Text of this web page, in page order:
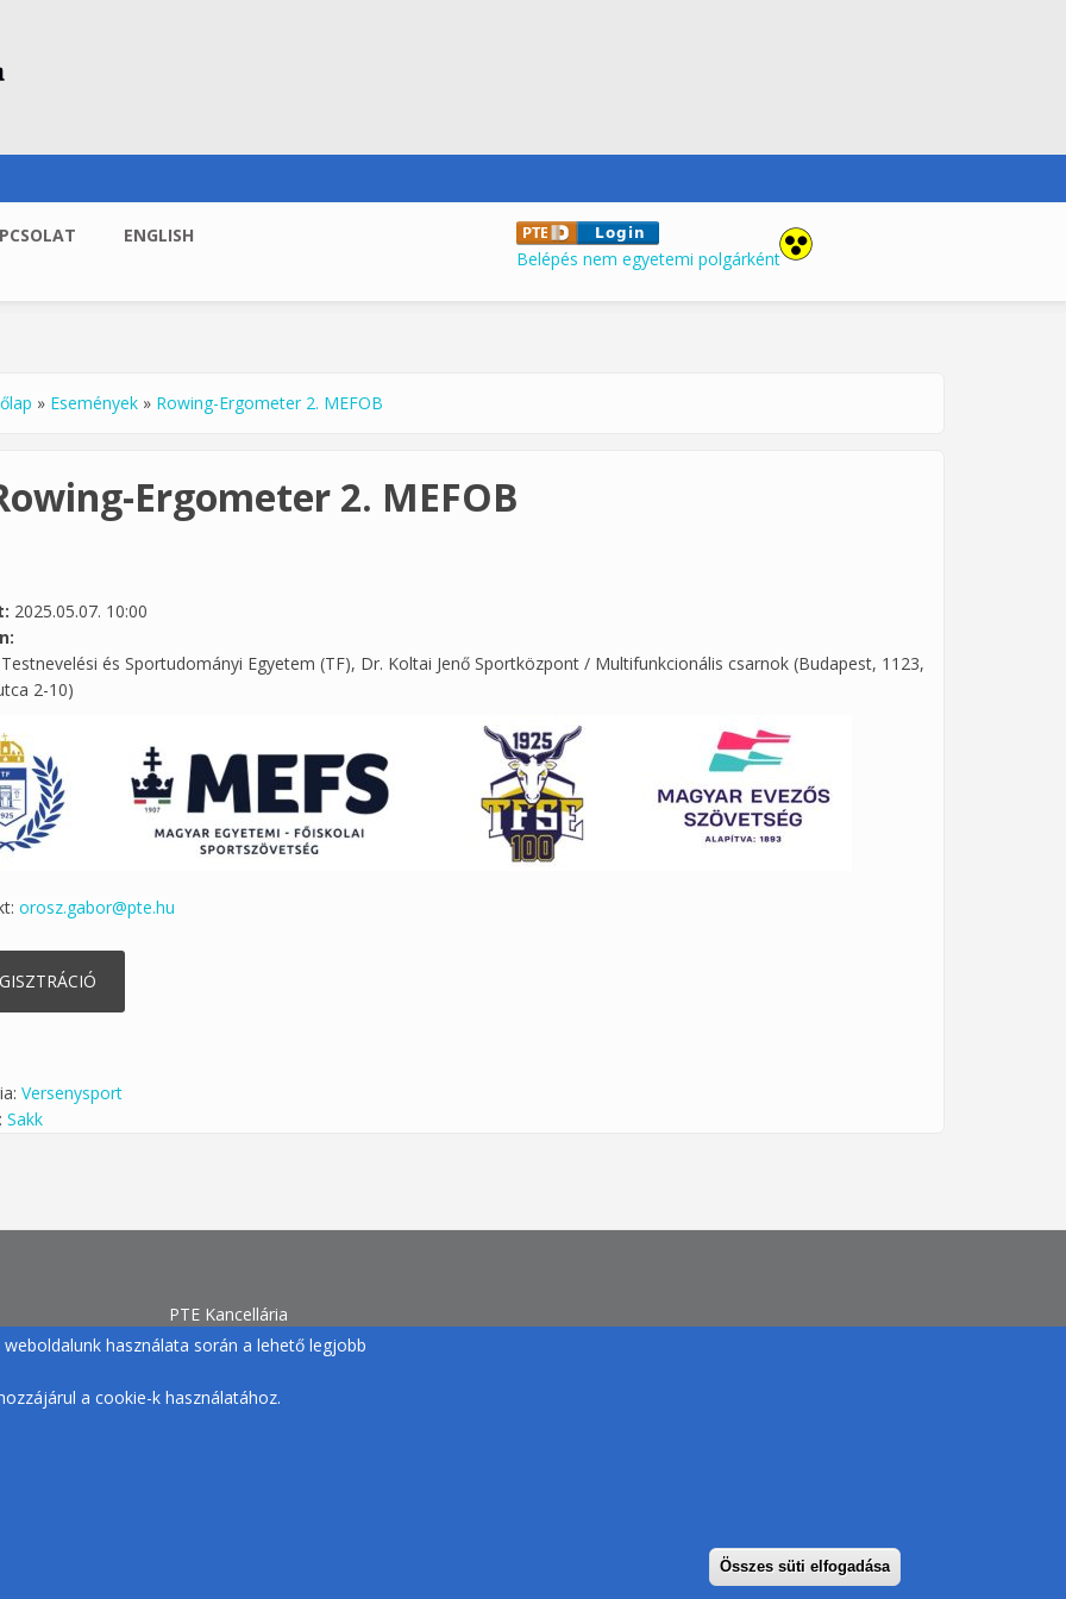
ENGLISH
Belépés nem egyetemi polgárként
hely
» Események » Rowing-Ergometer 2. MEFOB
Ergometer 2. MEFOB
2025.05.07. 10:00
és Sportudományi Egyetem (TF), Dr. Koltai Jenő Sportközpont / Multifunkcionális csarnok (Budapest, 1123,
2-10)
orosz.gabor@pte.hu
Versenysport
Sakk
PTE Kancellária
Egyetemi Sport
+36 72 /501-500/12770 |
használata során a lehető legjobb
a cookie-k használatához.
Összes süti elfogadása